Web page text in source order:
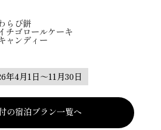
らび餅
チゴロールケーキ
ャンディー
4月1日～11月30日
の宿泊プラン一覧へ